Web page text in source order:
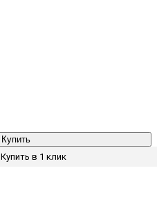
Купить
Купить в 1 клик